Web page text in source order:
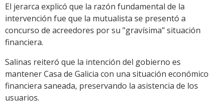
El jerarca explicó que la razón fundamental de la
intervención fue que la mutualista se presentó a
concurso de acreedores por su "gravísima" situación
financiera.
Salinas reiteró que la intención del gobierno es
mantener Casa de Galicia con una situación económico
financiera saneada, preservando la asistencia de los
usuarios.